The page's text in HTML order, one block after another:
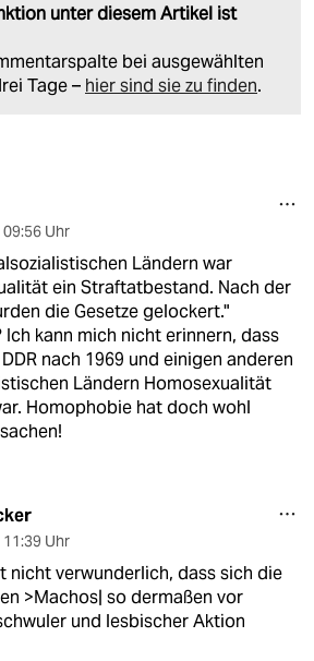
unter diesem Artikel ist
bei ausgewählten
Tage – hier sind sie zu finden.
09:56 Uhr
Ländern war
ein Straftatbestand. Nach der
die Gesetze gelockert."
kann mich nicht erinnern, dass
nach 1969 und einigen anderen
Ländern Homosexualität
Homophobie hat doch wohl
11:39 Uhr
nicht verwunderlich, dass sich die
>Machos| so dermaßen vor
und lesbischer Aktion